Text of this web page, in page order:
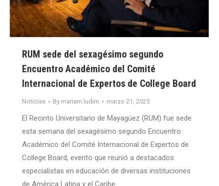
RUM sede del sexagésimo segundo
Encuentro Académico del Comité
Internacional de Expertos de College Board
Noticias By mariam.ludim marzo 21, 2025
El Recinto Universitario de Mayagüez (RUM) fue sede
esta semana del sexagésimo segundo Encuentro
Académico del Comité Internacional de Expertos de
College Board, evento que reunió a destacados
especialistas en educación de diversas instituciones
de América Latina y el Caribe.